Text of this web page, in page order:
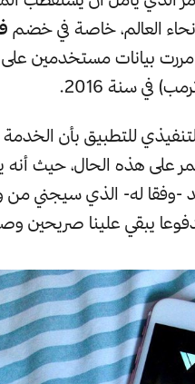
العالم، خاصة في خضم
مررت بيانات مستخدمين
في سنة 2016.
للتطبيق بأن
على هذه الحال، حيث
وفقا له- الذي سيجني من
يبقي علينا صريحين